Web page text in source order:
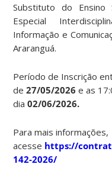
Substituto do Ensino
Especial
Informação e
Araranguá.
Período de Inscrição
de27/05/2026 e as
dia02/06/2026.
Para mais informações,
acesse https://
142-2026/